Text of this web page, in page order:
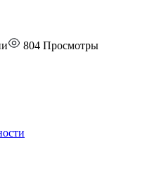
804 Просмотры